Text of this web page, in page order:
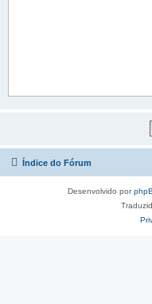
Índice do Fórum
Desenvolvido por